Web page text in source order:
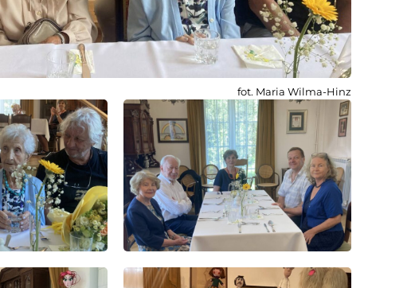
fot. Maria Wilma-Hinz